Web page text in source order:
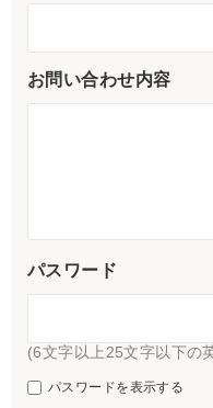
お問い合わせ内容
パスワード
(6文字以上25文字以下の
パスワードを表示する